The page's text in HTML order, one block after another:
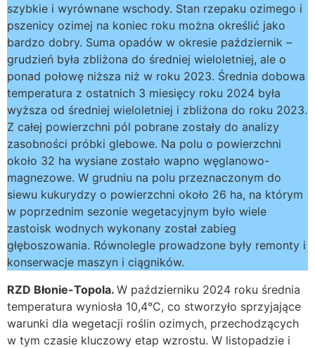
szybkie i wyrównane wschody. Stan rzepaku ozimego i
pszenicy ozimej na koniec roku można określić jako
bardzo dobry. Suma opadów w okresie październik –
grudzień była zbliżona do średniej wieloletniej, ale o
ponad połowę niższa niż w roku 2023. Średnia dobowa
temperatura z ostatnich 3 miesięcy roku 2024 była
wyższa od średniej wieloletniej i zbliżona do roku 2023.
Z całej powierzchni pól pobrane zostały do analizy
zasobności próbki glebowe. Na polu o powierzchni
około 32 ha wysiane zostało wapno węglanowo-
magnezowe. W grudniu na polu przeznaczonym do
siewu kukurydzy o powierzchni około 26 ha, na którym
w poprzednim sezonie wegetacyjnym było wiele
zastoisk wodnych wykonany został zabieg
głęboszowania. Równolegle prowadzone były remonty i
konserwacje maszyn i ciągników.
RZD Błonie-Topola. W październiku 2024 roku średnia
temperatura wyniosła 10,4°C, co stworzyło sprzyjające
warunki dla wegetacji roślin ozimych, przechodzących
w tym czasie kluczowy etap wzrostu. W listopadzie i